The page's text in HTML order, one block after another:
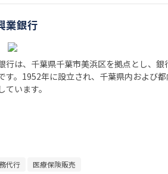
業銀行
行は、千葉県千葉市美浜区を拠点とし、銀
す。1952年に設立され、千葉県内および
います。
代行 医療保険販売